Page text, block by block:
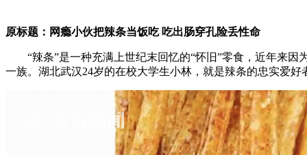
原标题：网瘾小伙把辣条当饭吃 吃出肠穿孔险丢性命
“辣条”是一种充满上世纪末回忆的“怀旧”零食，近年来因
一族。湖北武汉24岁的在校大学生小林，就是辣条的忠实爱好